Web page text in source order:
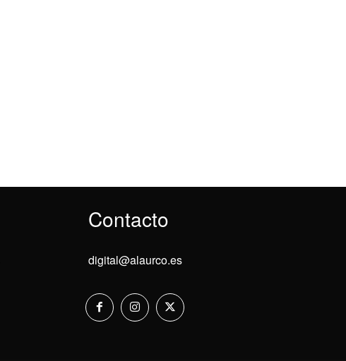
Contacto
digital@alaurco.es